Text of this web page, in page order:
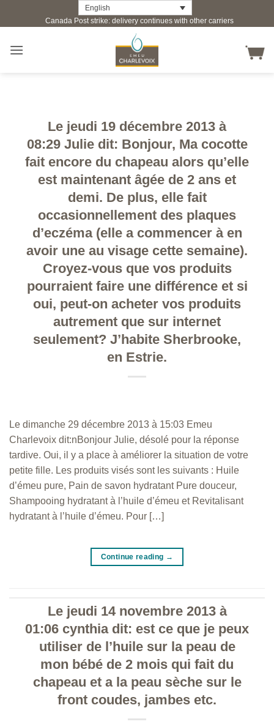
English
Canada Post strike: delivery continues with other carriers
Le jeudi 19 décembre 2013 à
08:29 Julie dit: Bonjour, Ma cocotte
fait encore du chapeau alors qu’elle
est maintenant âgée de 2 ans et
demi. De plus, elle fait
occasionnellement des plaques
d’eczéma (elle a commencer à en
avoir une au visage cette semaine).
Croyez-vous que vos produits
pourraient faire une différence et si
oui, peut-on acheter vos produits
autrement que sur internet
seulement? J’habite Sherbrooke,
en Estrie.
Le dimanche 29 décembre 2013 à 15:03 Emeu
Charlevoix dit:nBonjour Julie, désolé pour la réponse
tardive. Oui, il y a place à améliorer la situation de votre
petite fille. Les produits visés sont les suivants : Huile
d’émeu pure, Pain de savon hydratant Pure douceur,
Shampooing hydratant à l’huile d’émeu et Revitalisant
hydratant à l’huile d’émeu. Pour […]
Continue reading →
Le jeudi 14 novembre 2013 à
01:06 cynthia dit: est ce que je peux
utiliser de l’huile sur la peau de
mon bébé de 2 mois qui fait du
chapeau et a la peau sèche sur le
front coudes, jambes etc.